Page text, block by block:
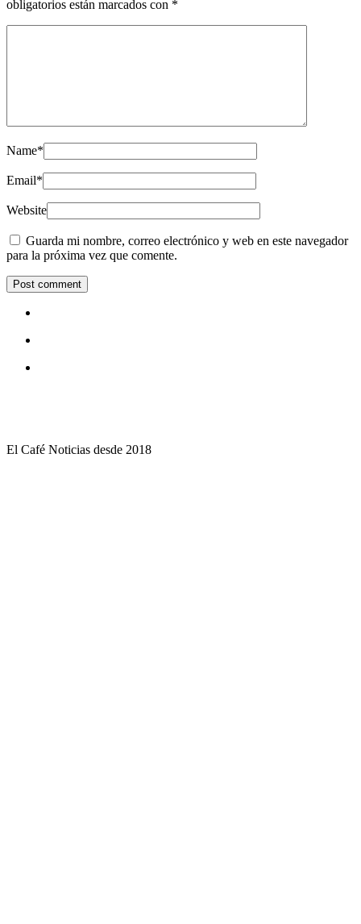
obligatorios están marcados con *
Name*
Email*
Website
Guarda mi nombre, correo electrónico y web en este navegador
para la próxima vez que comente.
El Café Noticias desde 2018